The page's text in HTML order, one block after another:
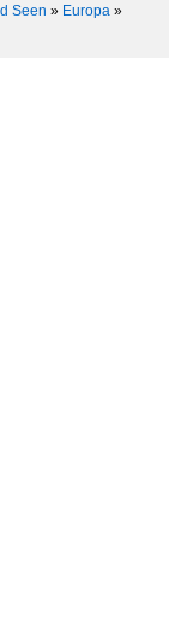
Seen » Europa »